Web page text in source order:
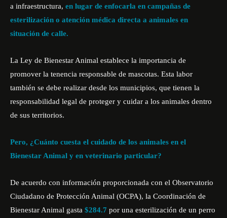
a infraestructura, en lugar de enfocarla en campañas de
esterilización o atención médica directa a animales en
situación de calle.
La Ley de Bienestar Animal establece la importancia de
promover la tenencia responsable de mascotas. Esta labor
también se debe realizar desde los municipios, que tienen la
responsabilidad legal de proteger y cuidar a los animales dentro
de sus territorios.
Pero, ¿Cuánto cuesta el cuidado de los animales en el
Bienestar Animal y en veterinario particular?
De acuerdo con información proporcionada con el Observatorio
Ciudadano de Protección Animal (OCPA), la Coordinación de
Bienestar Animal gasta $284.7 por una esterilización de un perro